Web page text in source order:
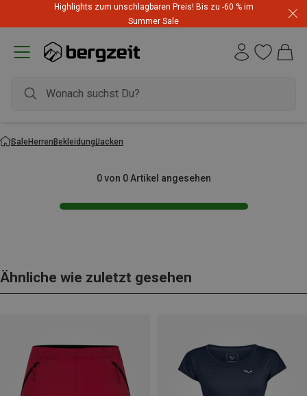
Highlights zum unschlagbaren Preis! Bis zu -60 % im
Summer Sale
Dynafit Hammerangebot! Reduzierte Outfits für neue
Abenteuer
SaleHerrenBekleidungJacken
0 von 0 Artikel angesehen
Ähnliche wie zuletzt gesehen